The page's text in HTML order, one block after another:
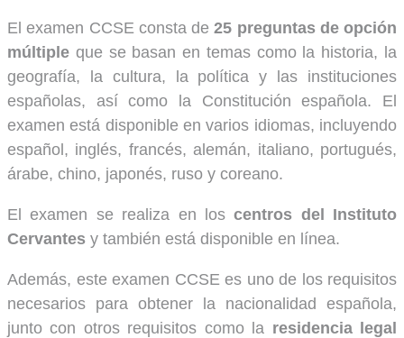
El examen CCSE consta de25 preguntas de opción
múltiple que se basan en temas como la historia, la
geografía, la cultura, la política y las instituciones
españolas, así como la Constitución española. El
examen está disponible en varios idiomas, incluyendo
español, inglés, francés, alemán, italiano, portugués,
árabe, chino, japonés, ruso y coreano.
El examen se realiza en loscentros del Instituto
Cervantes y también está disponible en línea.
Además, este examen CCSE es uno de los requisitos
necesarios para obtener la nacionalidad española,
junto con otros requisitos como la residencia legal